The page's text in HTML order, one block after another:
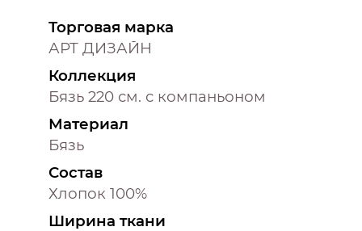
Торговая марка
АРТ ДИЗАЙН
Коллекция
Бязь 220 см. с компаньоном
Материал
Бязь
Состав
Хлопок 100%
Ширина ткани